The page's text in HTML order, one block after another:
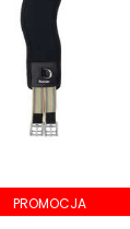
PROMOCJA